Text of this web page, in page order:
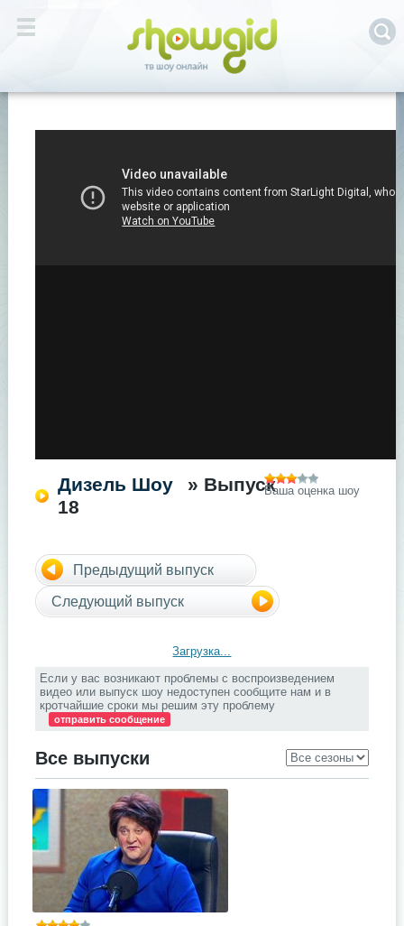
Дизель Шоу
» Выпуск
18
Ваша оценка шоу
Предыдущий выпуск
Следующий выпуск
Загрузка...
Если у вас возникают проблемы с воспроизведением
видео или выпуск шоу недоступен сообщите нам и в
кротчайшие сроки мы решим эту проблему
отправить сообщение
Все выпуски